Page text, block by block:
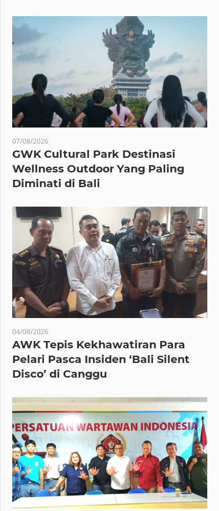
07/08/2026
GWK Cultural Park Destinasi
Wellness Outdoor Yang Paling
Diminati di Bali
04/08/2026
AWK Tepis Kekhawatiran Para
Pelari Pasca Insiden ‘Bali Silent
Disco’ di Canggu